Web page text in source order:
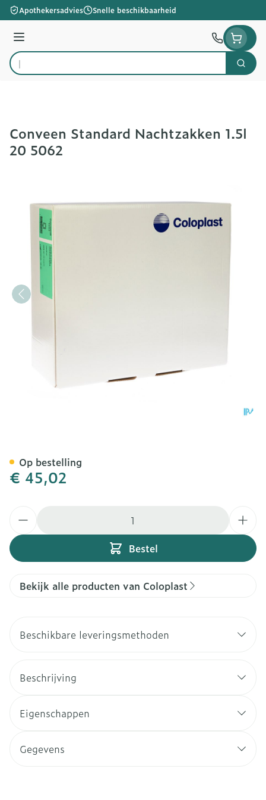
Ga naar de inhoud
Apothekersadvies Snelle beschikbaarheid
Menu
Product, merk, categorie...
Zoek
Conveen Standard Nachtzakken 1.5l
20 5062
€ 45,02
Bestel
Op bestelling
Bekijk alle producten van Coloplast
Beschikbare leveringsmethoden
Beschrijving
Eigenschappen
Gegevens